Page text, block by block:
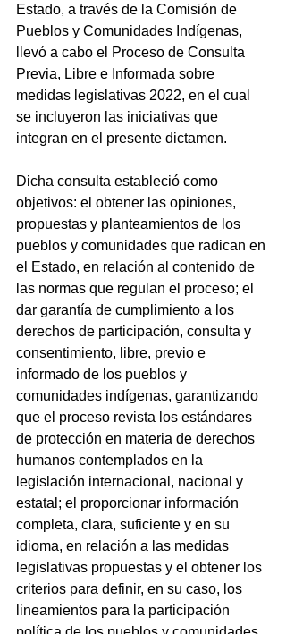
Estado, a través de la Comisión de
Pueblos y Comunidades Indígenas,
llevó a cabo el Proceso de Consulta
Previa, Libre e Informada sobre
medidas legislativas 2022, en el cual
se incluyeron las iniciativas que
integran en el presente dictamen.
Dicha consulta estableció como
objetivos: el obtener las opiniones,
propuestas y planteamientos de los
pueblos y comunidades que radican en
el Estado, en relación al contenido de
las normas que regulan el proceso; el
dar garantía de cumplimiento a los
derechos de participación, consulta y
consentimiento, libre, previo e
informado de los pueblos y
comunidades indígenas, garantizando
que el proceso revista los estándares
de protección en materia de derechos
humanos contemplados en la
legislación internacional, nacional y
estatal; el proporcionar información
completa, clara, suficiente y en su
idioma, en relación a las medidas
legislativas propuestas y el obtener los
criterios para definir, en su caso, los
lineamientos para la participación